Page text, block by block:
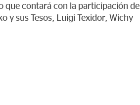
que contará con la participación de
y sus Tesos, Luigi Texidor, Wichy